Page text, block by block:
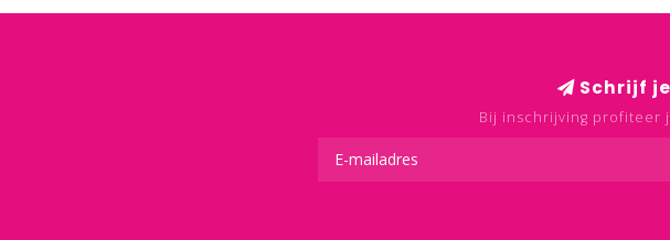
Schrijf
Bij inschrijving profiteer